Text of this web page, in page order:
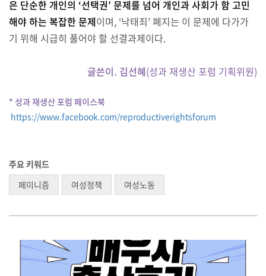
은 단순한 개인의 ‘선택권’ 문제를 넘어 개인과 사회가 함 고민
해야 하는 복잡한 문제이며, ‘낙태죄’ 폐지는 이 문제에 다가가
기 위해 시급히 풀어야 할 선결과제이다.
글쓴이. 김선혜(성과 재생산 포럼 기획위원)
* 성과 재생산 포럼 페이스북
https://www.facebook.com/reproductiverightsforum
주요 키워드
페미니즘
여성정책 여성노동